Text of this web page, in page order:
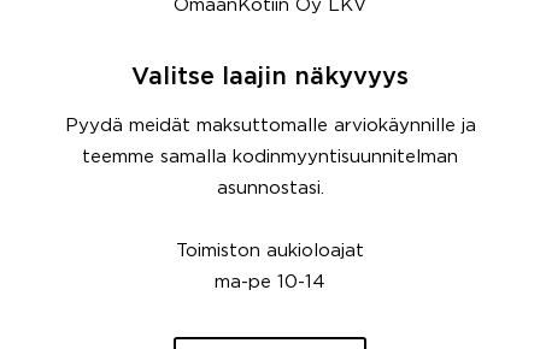
Valitse laajin näkyvyys
Pyydä meidät maksuttomalle arviokäynnille ja
teemme samalla kodinmyyntisuunnitelman
asunnostasi.
Toimiston aukioloajat
ma-pe 10-14